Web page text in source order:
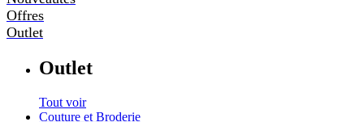
Offres
Outlet
Outlet
Tout voir
Couture et Broderie